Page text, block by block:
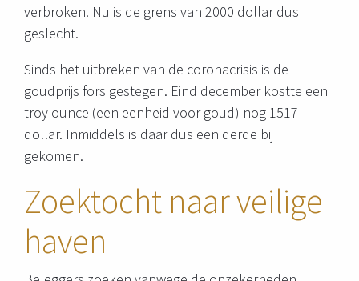
verbroken. Nu is de grens van 2000 dollar dus
geslecht.
Sinds het uitbreken van de coronacrisis is de
goudprijs fors gestegen. Eind december kostte een
troy ounce (een eenheid voor goud) nog 1517
dollar. Inmiddels is daar dus een derde bij
gekomen.
Zoektocht naar veilige
haven